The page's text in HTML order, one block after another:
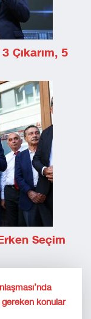
Çıkarım, 5
Seçim
gereken konular